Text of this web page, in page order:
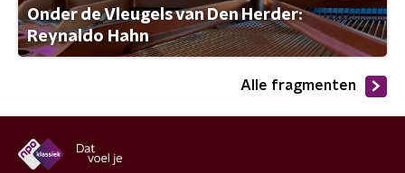
Onder de Vleugels van Den Herder:
Reynaldo Hahn
Alle fragmenten